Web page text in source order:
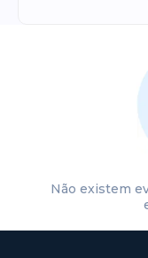
Não existem